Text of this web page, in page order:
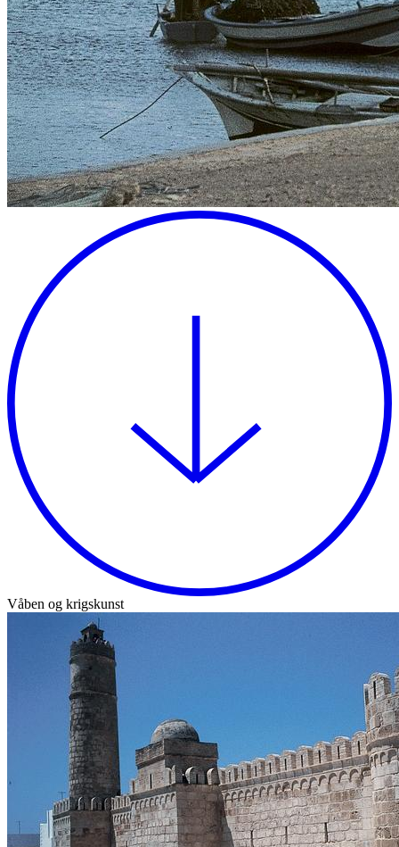
Våben og krigskunst